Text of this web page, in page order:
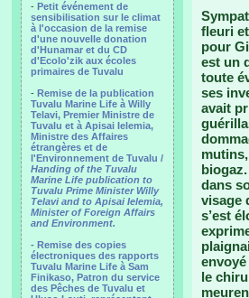
- Petit événement de
sensibilisation sur le climat
à l'occasion de la remise
d'une nouvelle donation
d'Hunamar et du CD
d'Ecolo'zik aux écoles
primaires de Tuvalu
- Remise de la publication
Tuvalu Marine Life à Willy
Telavi, Premier Ministre de
Tuvalu et à Apisai Ielemia,
Ministre des Affaires
étrangères et de
l'Environnement de Tuvalu /
Handing of the Tuvalu
Marine Life publication to
Tuvalu Prime Minister Willy
Telavi and to Apisai Ielemia,
Minister of Foreign Affairs
and Environment.
- Remise des copies
électroniques des rapports
Tuvalu Marine Life à Sam
Finikaso, Patron du service
des Pêches de Tuvalu et
fleuri
pour
est un
toute
ses
avait
dans
visage
s’est
le